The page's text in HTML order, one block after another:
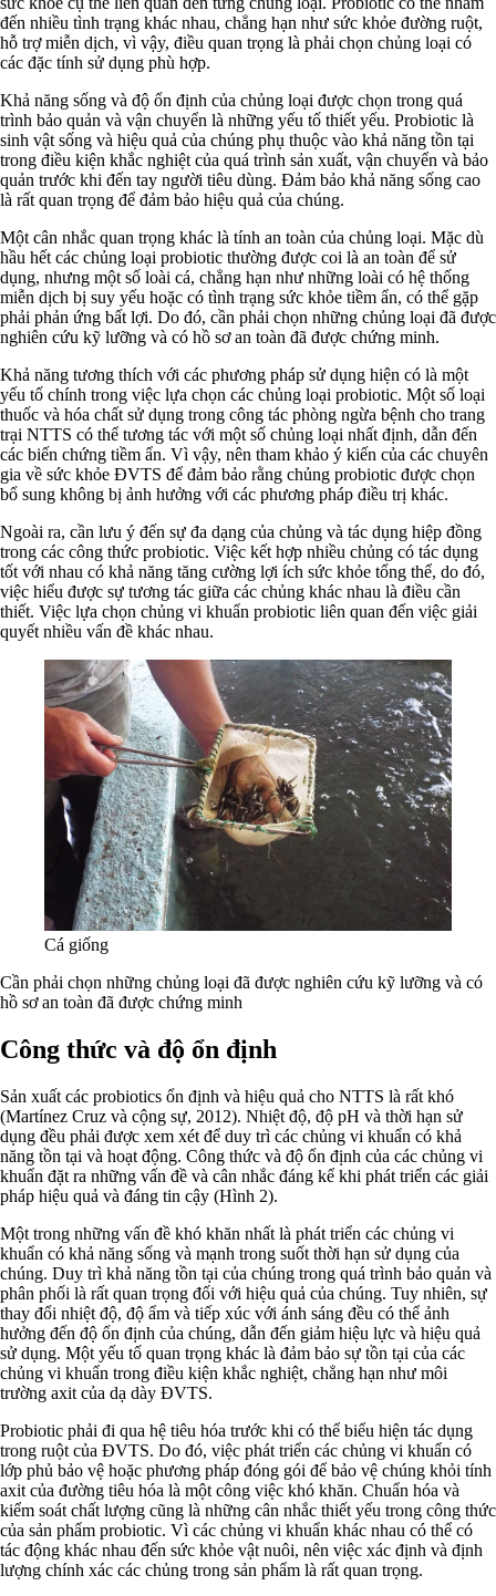
đến nhiều tình trạng khác nhau, chẳng hạn như sức khỏe đường ruột,
hỗ trợ miễn dịch, vì vậy, điều quan trọng là phải chọn chủng loại có
các đặc tính sử dụng phù hợp.
Khả năng sống và độ ổn định của chủng loại được chọn trong quá
trình bảo quản và vận chuyển là những yếu tố thiết yếu. Probiotic là
sinh vật sống và hiệu quả của chúng phụ thuộc vào khả năng tồn tại
trong điều kiện khắc nghiệt của quá trình sản xuất, vận chuyển và bảo
quản trước khi đến tay người tiêu dùng. Đảm bảo khả năng sống cao
là rất quan trọng để đảm bảo hiệu quả của chúng.
Một cân nhắc quan trọng khác là tính an toàn của chủng loại. Mặc dù
hầu hết các chủng loại probiotic thường được coi là an toàn để sử
dụng, nhưng một số loài cá, chẳng hạn như những loài có hệ thống
miễn dịch bị suy yếu hoặc có tình trạng sức khỏe tiềm ẩn, có thể gặp
phải phản ứng bất lợi. Do đó, cần phải chọn những chủng loại đã được
nghiên cứu kỹ lưỡng và có hồ sơ an toàn đã được chứng minh.
Khả năng tương thích với các phương pháp sử dụng hiện có là một
yếu tố chính trong việc lựa chọn các chủng loại probiotic. Một số loại
thuốc và hóa chất sử dụng trong công tác phòng ngừa bệnh cho trang
trại NTTS có thể tương tác với một số chủng loại nhất định, dẫn đến
các biến chứng tiềm ẩn. Vì vậy, nên tham khảo ý kiến ​​của các chuyên
gia về sức khỏe ĐVTS để đảm bảo rằng chủng probiotic được chọn
bổ sung không bị ảnh hưởng với các phương pháp điều trị khác.
Ngoài ra, cần lưu ý đến sự đa dạng của chủng và tác dụng hiệp đồng
trong các công thức probiotic. Việc kết hợp nhiều chủng có tác dụng
tốt với nhau có khả năng tăng cường lợi ích sức khỏe tổng thể, do đó,
việc hiểu được sự tương tác giữa các chủng khác nhau là điều cần
thiết. Việc lựa chọn chủng vi khuẩn probiotic liên quan đến việc giải
quyết nhiều vấn đề khác nhau.
Cá giống
Cần phải chọn những chủng loại đã được nghiên cứu kỹ lưỡng và có
hồ sơ an toàn đã được chứng minh
Công thức và độ ổn định
Sản xuất các probiotics ổn định và hiệu quả cho NTTS là rất khó
(Martínez Cruz và cộng sự, 2012). Nhiệt độ, độ pH và thời hạn sử
dụng đều phải được xem xét để duy trì các chủng vi khuẩn có khả
năng tồn tại và hoạt động. Công thức và độ ổn định của các chủng vi
khuẩn đặt ra những vấn đề và cân nhắc đáng kể khi phát triển các giải
pháp hiệu quả và đáng tin cậy (Hình 2).
Một trong những vấn đề khó khăn nhất là phát triển các chủng vi
khuẩn có khả năng sống và mạnh trong suốt thời hạn sử dụng của
chúng. Duy trì khả năng tồn tại của chúng trong quá trình bảo quản và
phân phối là rất quan trọng đối với hiệu quả của chúng. Tuy nhiên, sự
thay đổi nhiệt độ, độ ẩm và tiếp xúc với ánh sáng đều có thể ảnh
hưởng đến độ ổn định của chúng, dẫn đến giảm hiệu lực và hiệu quả
sử dụng. Một yếu tố quan trọng khác là đảm bảo sự tồn tại của các
chủng vi khuẩn trong điều kiện khắc nghiệt, chẳng hạn như môi
trường axit của dạ dày ĐVTS.
Probiotic phải đi qua hệ tiêu hóa trước khi có thể biểu hiện tác dụng
trong ruột của ĐVTS. Do đó, việc phát triển các chủng vi khuẩn có
lớp phủ bảo vệ hoặc phương pháp đóng gói để bảo vệ chúng khỏi tính
axit của đường tiêu hóa là một công việc khó khăn. Chuẩn hóa và
kiểm soát chất lượng cũng là những cân nhắc thiết yếu trong công thức
của sản phẩm probiotic. Vì các chủng vi khuẩn khác nhau có thể có
tác động khác nhau đến sức khỏe vật nuôi, nên việc xác định và định
lượng chính xác các chủng trong sản phẩm là rất quan trọng.